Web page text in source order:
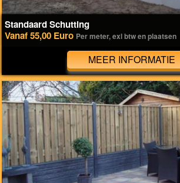
Standaard Schutting
Vanaf 55,00 Euro Per meter, exl btw en plaatsen
MEER INFORMATIE